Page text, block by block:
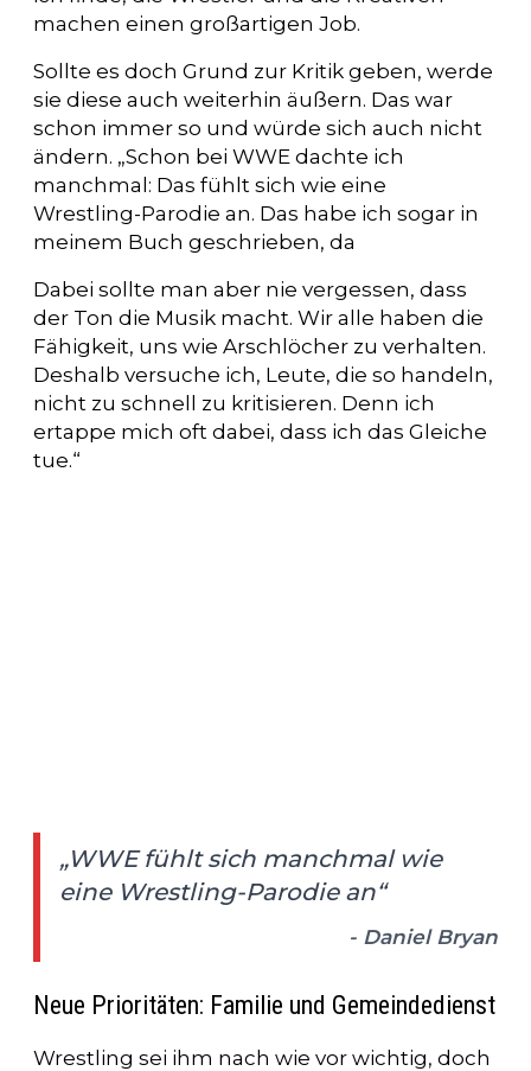
machen einen großartigen Job.
Sollte es doch Grund zur Kritik geben, werde
sie diese auch weiterhin äußern. Das war
schon immer so und würde sich auch nicht
ändern. „Schon bei WWE dachte ich
manchmal: Das fühlt sich wie eine
Wrestling-Parodie an. Das habe ich sogar in
meinem Buch geschrieben, da
Dabei sollte man aber nie vergessen, dass
der Ton die Musik macht. Wir alle haben die
Fähigkeit, uns wie Arschlöcher zu verhalten.
Deshalb versuche ich, Leute, die so handeln,
nicht zu schnell zu kritisieren. Denn ich
ertappe mich oft dabei, dass ich das Gleiche
tue.“
„WWE fühlt sich manchmal wie
eine Wrestling-Parodie an“
- Daniel Bryan
Neue Prioritäten: Familie und Gemeindedienst
Wrestling sei ihm nach wie vor wichtig, doch